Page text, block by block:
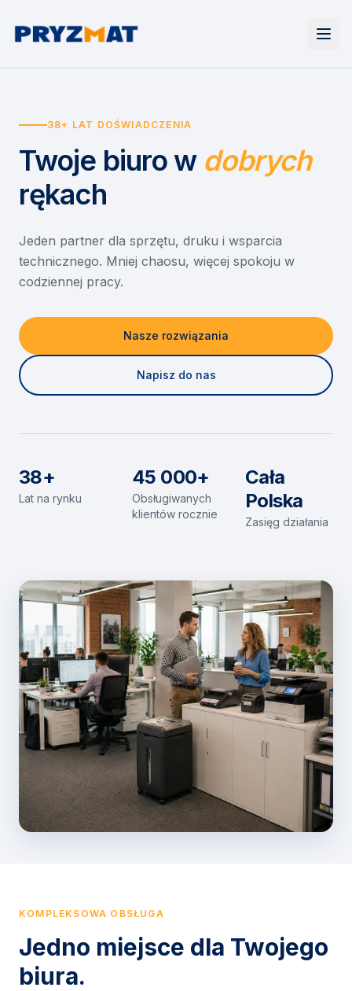
Urządzenia
Drukarki i urządzenia wielofunkcyjne
Etykiety i identyfikacja
Skanery i obieg dokumentów
Monitory interaktywne
Niszczarki dokumentów
Wynajem drukarek
Wynajem urządzeń biurowych
Asystent druku
EZD RP
Misja szkoła
Serwis
O nas
Kontakt
38+ LAT DOŚWIADCZENIA
Twoje biuro w dobrych
rękach
Jeden partner dla sprzętu, druku i wsparcia
technicznego. Mniej chaosu, więcej spokoju w
codziennej pracy.
Nasze rozwiązania
Napisz do nas
38+
Lat na rynku
45 000+
Obsługiwanych
klientów rocznie
Cała
Polska
Zasięg działania
KOMPLEKSOWA OBSŁUGA
Jedno miejsce dla Twojego
biura.